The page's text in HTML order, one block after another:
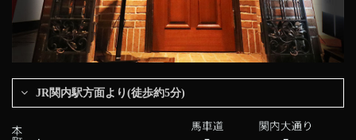
JR関内駅方面より(徒歩約5分)